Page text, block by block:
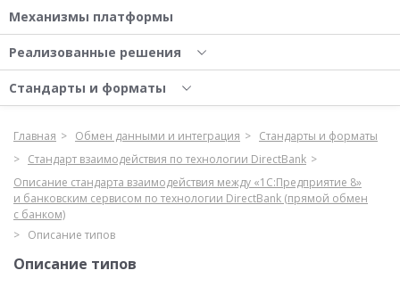
Механизмы платформы
Реализованные решения
Стандарты и форматы
Главная Обмен данными и интеграция
Стандарты и форматы
Стандарт взаимодействия по технологии DirectBank
Описание стандарта взаимодействия между «1С:Предприятие 8»
и банковским сервисом по технологии DirectBank (прямой обмен
с банком)
Описание типов
Описание типов